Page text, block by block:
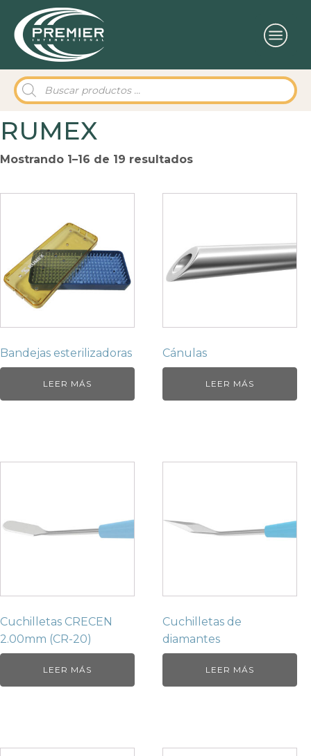
Búsqueda
de
RUMEX
Mostrando 1–16 de 19 resultados
Bandejas esterilizadoras
LEER MÁS
Cánulas
LEER MÁS
Cuchilletas CRECEN
2.00mm (CR-20)
LEER MÁS
Cuchilletas de
diamantes
LEER MÁS